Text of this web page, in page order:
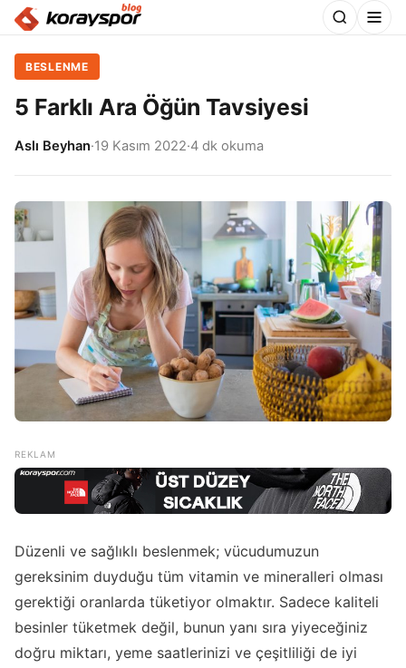
BESLENME
5 Farklı Ara Öğün Tavsiyesi
Aslı Beyhan·19 Kasım 2022·4 dk okuma
Düzenli ve sağlıklı beslenmek; vücudumuzun
gereksinim duyduğu tüm vitamin ve mineralleri olması
gerektiği oranlarda tüketiyor olmaktır. Sadece kaliteli
besinler tüketmek değil, bunun yanı sıra yiyeceğiniz
doğru miktarı, yeme saatlerinizi ve çeşitliliği de iyi